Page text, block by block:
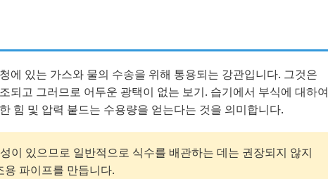
에 있는 가스와 물의 수송을 위해 통용되는 강관입니다. 그것은
되고 그러므로 어두운 광택이 없는 보기. 습기에서 부식에 대하여
힘 및 압력 붙드는 수용량을 얻는다는 것을 의미합니다.
이 있으므로 일반적으로 식수를 배관하는 데는 권장되지 않지
파이프를 만듭니다.